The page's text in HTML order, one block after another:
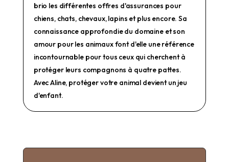
brio les différentes offres d'assurances pour
chiens, chats, chevaux, lapins et plus encore. Sa
connaissance approfondie du domaine et son
amour pour les animaux font d'elle une référence
incontournable pour tous ceux qui cherchent à
protéger leurs compagnons à quatre pattes.
Avec Aline, protéger votre animal devient un jeu
d'enfant.